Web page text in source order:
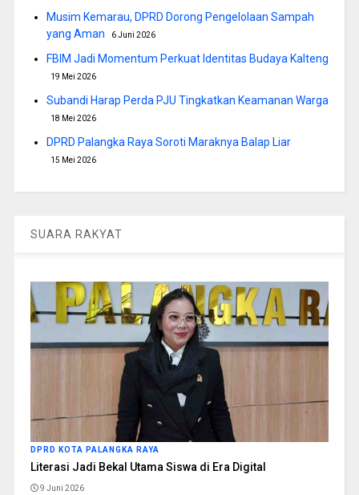
Musim Kemarau, DPRD Dorong Pengelolaan Sampah
yang Aman
6 Juni 2026
FBIM Jadi Momentum Perkuat Identitas Budaya Kalteng
19 Mei 2026
Subandi Harap Perda PJU Tingkatkan Keamanan Warga
18 Mei 2026
DPRD Palangka Raya Soroti Maraknya Balap Liar
15 Mei 2026
SUARA RAKYAT
DPRD KOTA PALANGKA RAYA
Literasi Jadi Bekal Utama Siswa di Era Digital
9 Juni 2026